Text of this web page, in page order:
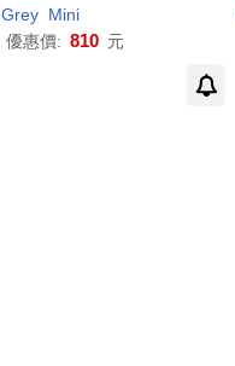
Grey Mini
優惠價: 810 元